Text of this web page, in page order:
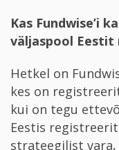
Kas Fundwise’i
väljaspool
Hetkel on
kes on
kui on tegu
Eestis
strateegilist